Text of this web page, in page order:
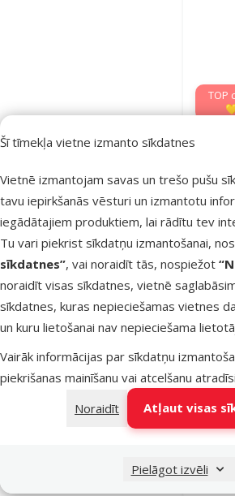
Šī tīmekļa vietne izmanto sīkdatnes
Vietnē izmantojam savas un trešo pušu
tavu iepirkšanās vēsturi un izmantotu
iegādātajiem produktiem, lai rādītu tev
Tu vari piekrist sīkdatņu izmantošanai,
sīkdatnes”, vai noraidīt tās, nospiežot
noraidīt visas sīkdatnes, vietnē
sīkdatnes, kuras nepieciešamas vietnes
un kuru lietošanai nav nepieciešama
Vairāk informācijas par sīkdatņu
piekrišanas mainīšanu vai atcelšanu atradīsi
Noraidīt
Atļaut visas
Pielāgot izvēli
TOP